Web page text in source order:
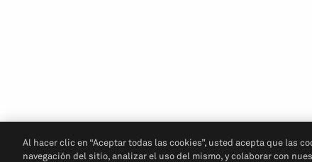
Al hacer clic en “Aceptar todas las cookies”, usted acepta que las
navegación del sitio, analizar el uso del mismo, y colaborar con